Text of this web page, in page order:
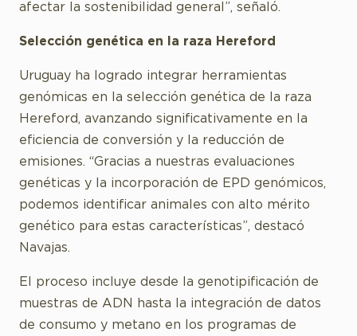
afectar la sostenibilidad general”, señaló.
Selección genética en la raza Hereford
Uruguay ha logrado integrar herramientas
genómicas en la selección genética de la raza
Hereford, avanzando significativamente en la
eficiencia de conversión y la reducción de
emisiones. “Gracias a nuestras evaluaciones
genéticas y la incorporación de EPD genómicos,
podemos identificar animales con alto mérito
genético para estas características”, destacó
Navajas.
El proceso incluye desde la genotipificación de
muestras de ADN hasta la integración de datos
de consumo y metano en los programas de